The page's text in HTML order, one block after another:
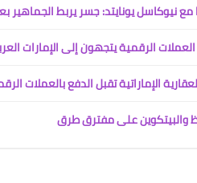
الإماراتية تقبل الدفع بالعملات
والبيتكوين على مفترق طرق